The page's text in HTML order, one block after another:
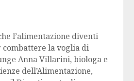
l’alimentazione diventi
combattere la voglia di
Anna Villarini, biologa e
dell’Alimentazione,